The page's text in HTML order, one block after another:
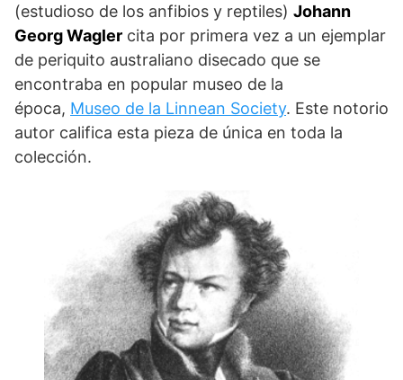
(estudioso de los anfibios y reptiles) Johann
Georg Wagler cita por primera vez a un ejemplar
de periquito australiano disecado que se
encontraba en popular museo de la
época, Museo de la Linnean Society. Este notorio
autor califica esta pieza de única en toda la
colección.